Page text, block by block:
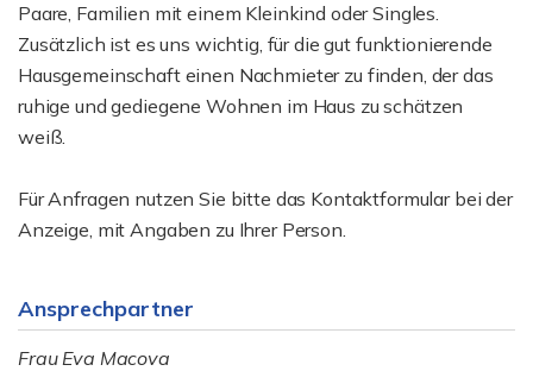
Paare, Familien mit einem Kleinkind oder Singles.
Zusätzlich ist es uns wichtig, für die gut funktionierende
Hausgemeinschaft einen Nachmieter zu finden, der das
ruhige und gediegene Wohnen im Haus zu schätzen
weiß.
Für Anfragen nutzen Sie bitte das Kontaktformular bei der
Anzeige, mit Angaben zu Ihrer Person.
Ansprechpartner
Frau Eva Macova